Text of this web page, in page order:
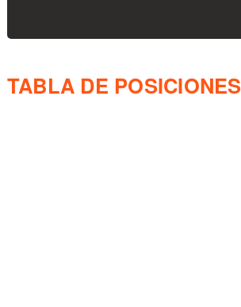
TABLA DE POSICIONES